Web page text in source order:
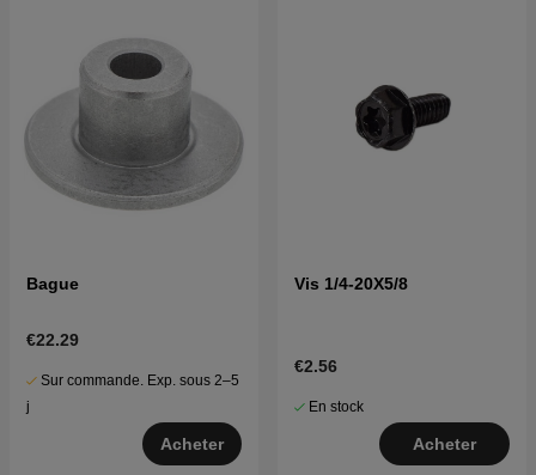
Bague
€22.29
Sur commande. Exp. sous 2–5
j
Acheter
Vis 1/4-20X5/8
€2.56
En stock
Acheter